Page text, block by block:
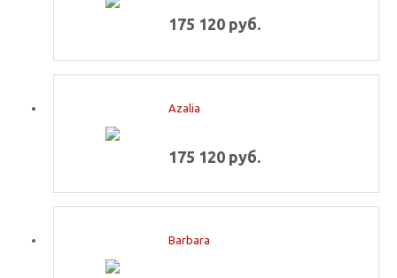
175 120 руб.
Azalia
175 120 руб.
Barbara